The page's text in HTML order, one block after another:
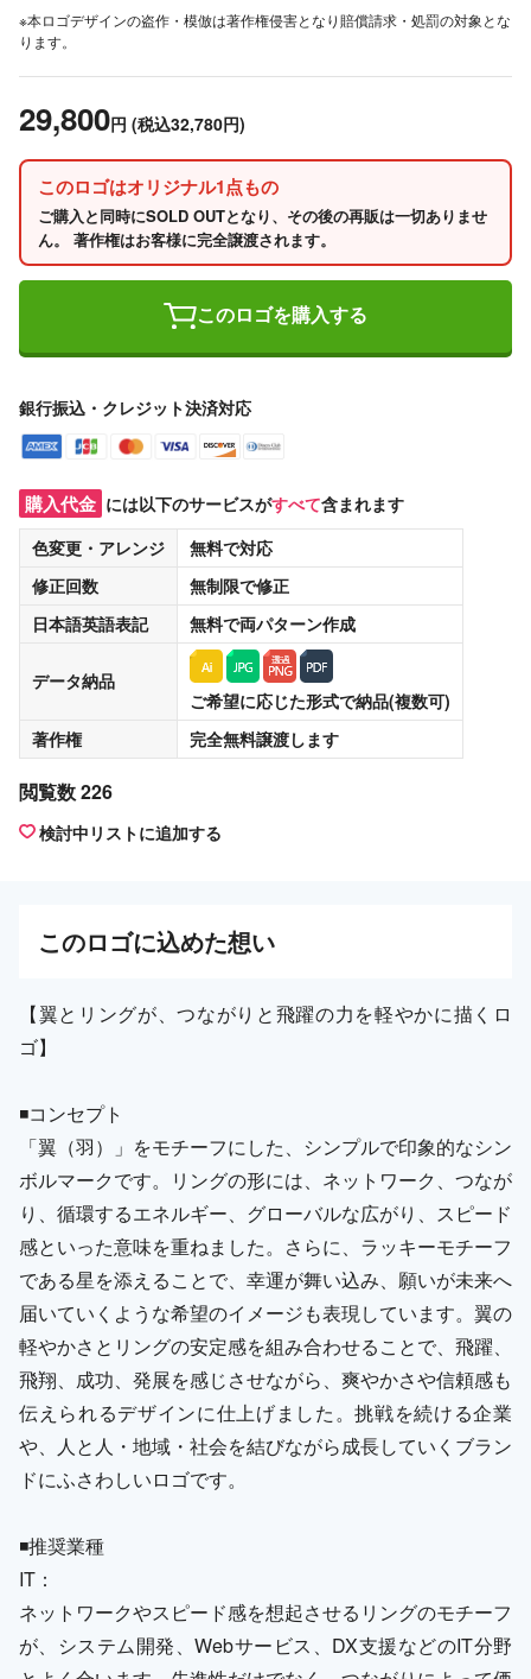
※本ロゴデザインの盗作・模倣は著作権侵害となり賠償請求・処罰の対象とな
ります。
29,800円 (税込32,780円)
このロゴはオリジナル1点もの
ご購入と同時にSOLD OUTとなり、その後の再販は一切ありませ
ん。 著作権はお客様に完全譲渡されます。
このロゴを購入する
銀行振込・クレジット決済対応
購入代金 には以下のサービスがすべて含まれます
色変更・アレンジ
無料で対応
修正回数
無制限で修正
日本語英語表記
無料で両パターン作成
データ納品
ご希望に応じた形式で納品(複数可)
著作権
完全無料譲渡します
閲覧数 226
検討中リストに追加する
このロゴに込めた想い
【翼とリングが、つながりと飛躍の力を軽やかに描くロ
ゴ】
◾️コンセプト
「翼（羽）」をモチーフにした、シンプルで印象的なシン
ボルマークです。リングの形には、ネットワーク、つなが
り、循環するエネルギー、グローバルな広がり、スピード
感といった意味を重ねました。さらに、ラッキーモチーフ
である星を添えることで、幸運が舞い込み、願いが未来へ
届いていくような希望のイメージも表現しています。翼の
軽やかさとリングの安定感を組み合わせることで、飛躍、
飛翔、成功、発展を感じさせながら、爽やかさや信頼感も
伝えられるデザインに仕上げました。挑戦を続ける企業
や、人と人・地域・社会を結びながら成長していくブラン
ドにふさわしいロゴです。
◾️推奨業種
IT：
ネットワークやスピード感を想起させるリングのモチーフ
が、システム開発、Webサービス、DX支援などのIT分野